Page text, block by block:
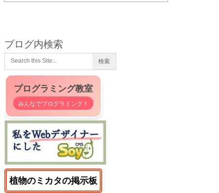
ブログ内検索
プログラミング教室
みんなでプログラミング！
植物のミカタの掲示板